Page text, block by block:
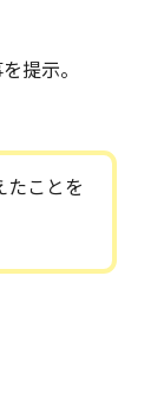
提示。
たことを